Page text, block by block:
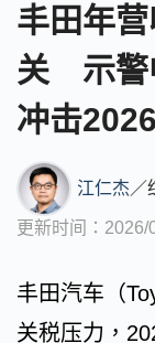
丰田年
关 示警
冲击
江仁杰 ／
更新时间：2026/
丰田汽车（
关税压力，